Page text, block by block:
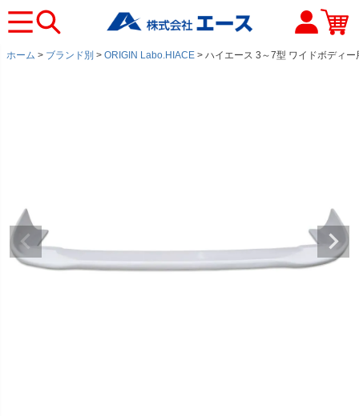
ホーム ブランド別 ORIGIN Labo.HIACE ハイエース 3～7型 ワイドボディ